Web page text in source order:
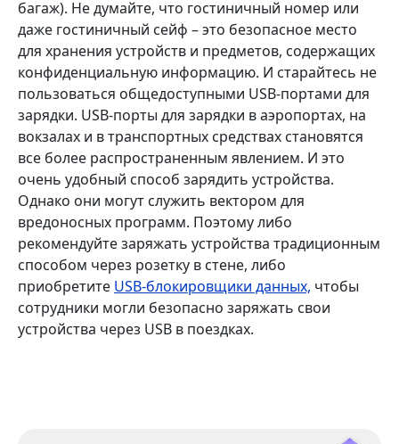
багаж). Не думайте, что гостиничный номер или
даже гостиничный сейф – это безопасное место
для хранения устройств и предметов, содержащих
конфиденциальную информацию. И старайтесь не
пользоваться общедоступными USB-портами для
зарядки. USB-порты для зарядки в аэропортах, на
вокзалах и в транспортных средствах становятся
все более распространенным явлением. И это
очень удобный способ зарядить устройства.
Однако они могут служить вектором для
вредоносных программ. Поэтому либо
рекомендуйте заряжать устройства традиционным
способом через розетку в стене, либо
приобретите USB-блокировщики данных, чтобы
сотрудники могли безопасно заряжать свои
устройства через USB в поездках.